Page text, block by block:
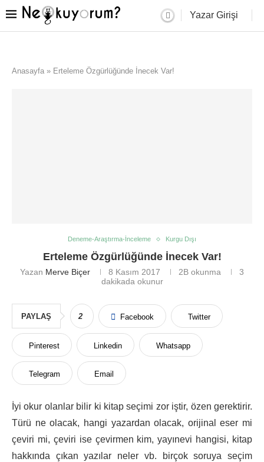
Yazar Girişi
Anasayfa » Erteleme Özgürlüğünde İnecek Var!
Deneme-Araştırma-İnceleme Kurgu Dışı
Erteleme Özgürlüğünde İnecek Var!
Yazan Merve Biçer 8 Kasım 2017 2B okunma
3
dakikada okunur
PAYLAŞ 2 Facebook Twitter
Pinterest Linkedin Whatsapp
Telegram Email
İyi okur olanlar bilir ki kitap seçimi zor iştir, özen gerektirir.
Türü ne olacak, hangi yazardan olacak, orijinal eser mi
çeviri mi, çeviri ise çevirmen kim, yayınevi hangisi, kitap
hakkında çıkan yazılar neler vb. birçok soruya seçim